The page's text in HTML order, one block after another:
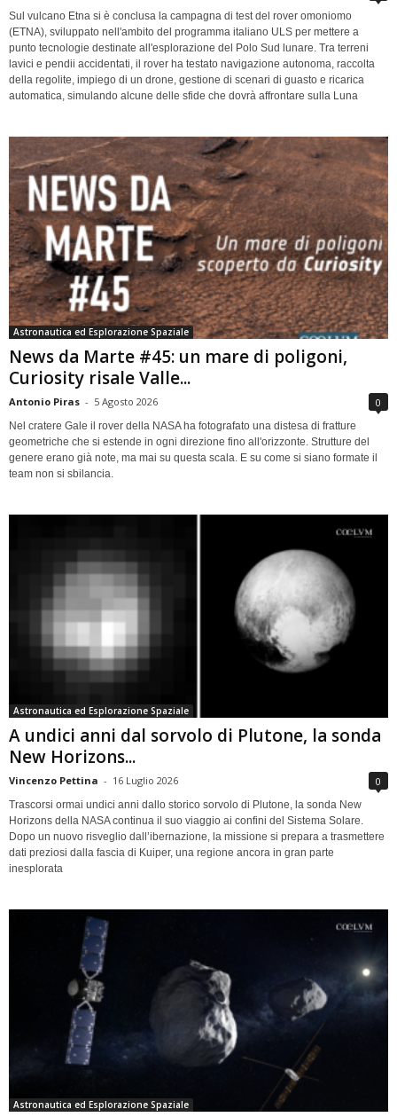
Sul vulcano Etna si è conclusa la campagna di test del rover omoniomo
(ETNA), sviluppato nell'ambito del programma italiano ULS per mettere a
punto tecnologie destinate all'esplorazione del Polo Sud lunare. Tra terreni
lavici e pendii accidentati, il rover ha testato navigazione autonoma, raccolta
della regolite, impiego di un drone, gestione di scenari di guasto e ricarica
automatica, simulando alcune delle sfide che dovrà affrontare sulla Luna
Astronautica ed Esplorazione Spaziale
News da Marte #45: un mare di poligoni,
Curiosity risale Valle...
Antonio Piras - 5 Agosto 2026 0
Nel cratere Gale il rover della NASA ha fotografato una distesa di fratture
geometriche che si estende in ogni direzione fino all'orizzonte. Strutture del
genere erano già note, ma mai su questa scala. E su come si siano formate il
team non si sbilancia.
Astronautica ed Esplorazione Spaziale
A undici anni dal sorvolo di Plutone, la sonda
New Horizons...
Vincenzo Pettina - 16 Luglio 2026 0
Trascorsi ormai undici anni dallo storico sorvolo di Plutone, la sonda New
Horizons della NASA continua il suo viaggio ai confini del Sistema Solare.
Dopo un nuovo risveglio dall’ibernazione, la missione si prepara a trasmettere
dati preziosi dalla fascia di Kuiper, una regione ancora in gran parte
inesplorata
Astronautica ed Esplorazione Spaziale